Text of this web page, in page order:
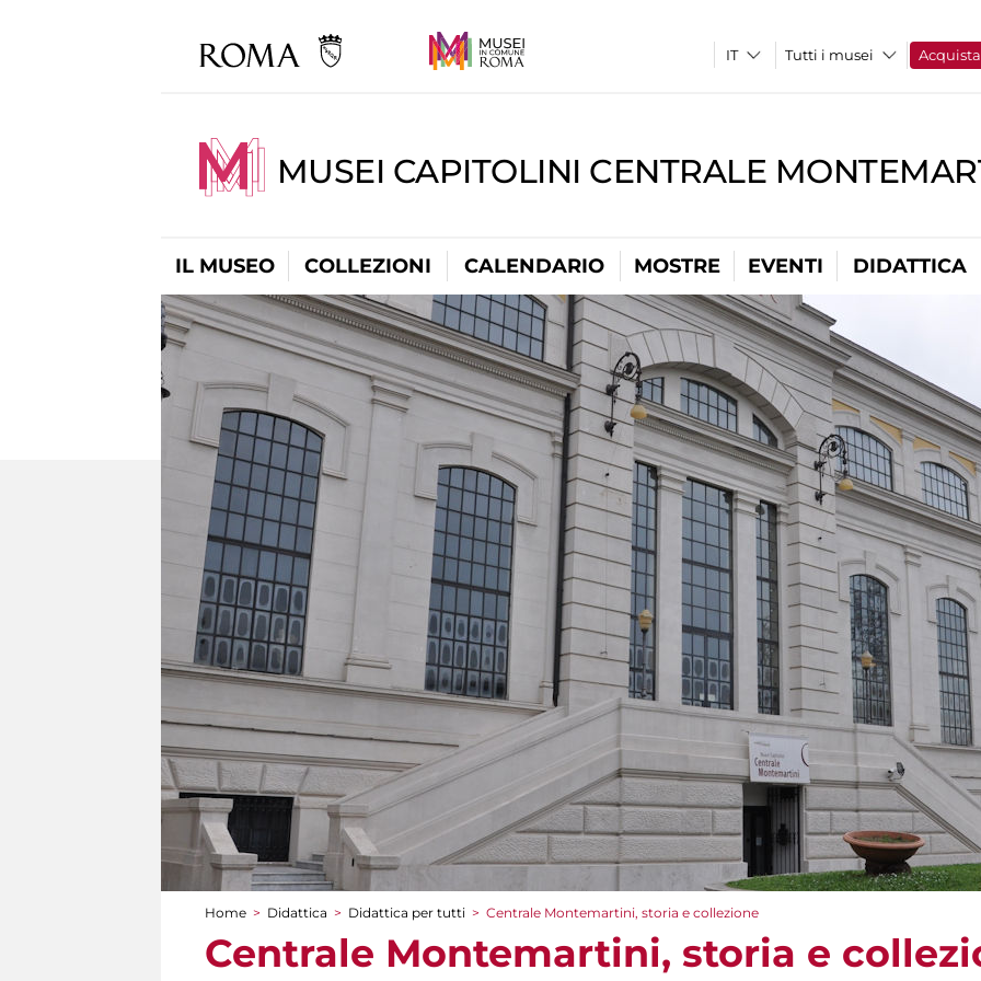
Tutti i musei Acquista
MUSEI CAPITOLINI CENTRALE
IL MUSEO COLLEZIONI CALENDARIO MOSTRE EVENTI DIDATTICA
Tu sei qui
Home > Didattica > Didattica per tutti > Centrale Montemartini, storia e collezione
Centrale Montemartini, storia e